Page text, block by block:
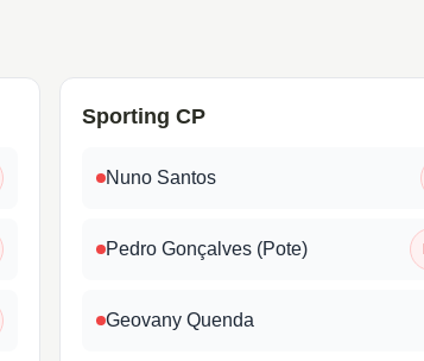
Sporting CP
Nuno Santos
Pedro Gonçalves (Pote)
Geovany Quenda